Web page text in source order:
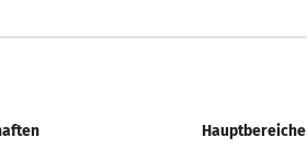
Hauptbereiche